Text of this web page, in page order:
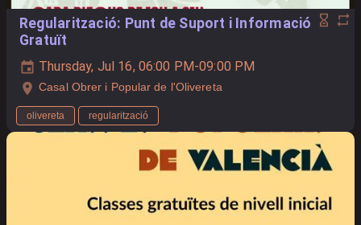
Regularització: Punt de Suport i Informació
Gratuït
Thursday, Jul 16, 06:00 PM-09:00 PM
Casal Obrer i Popular de l'Olivereta
olivereta regularització